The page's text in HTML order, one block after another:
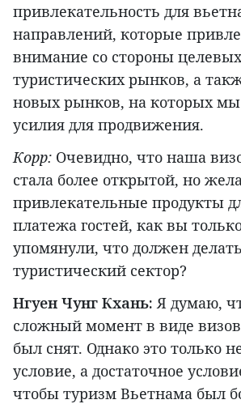
привлекательность для
направлений, которые
внимание со стороны целевых
туристических рынков, а
новых рынков, на которых
усилия для продвижения.
Корр: Очевидно, что наша
стала более открытой, но
привлекательные продукты
платежа гостей, как вы
упомянули, что должен делать
туристический сектор?
Нгуен Чунг Кхань:Я думаю,
сложный момент в виде
был снят. Однако это только
условие, а достаточное
чтобы туризм Вьетнама был